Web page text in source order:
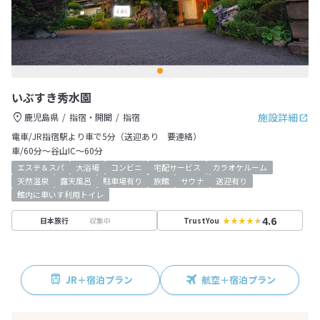
いぶすき秀水園
施設詳細
鹿児島県 指宿・開聞
指宿
電車/JR指宿駅より車で5分（送迎あり 要連絡）
車/60分～谷山IC～60分
エステ＆スパ 大浴場 コンビニ 宅配サービス
カラオケルーム
天然温泉
露天風呂 駐車場有り 旅館 サウナ
送迎有り
館内に車いす利用トイレ
日本旅行 収集中 TrustYou 4.6
JR＋宿泊プラン 航空＋宿泊プラン